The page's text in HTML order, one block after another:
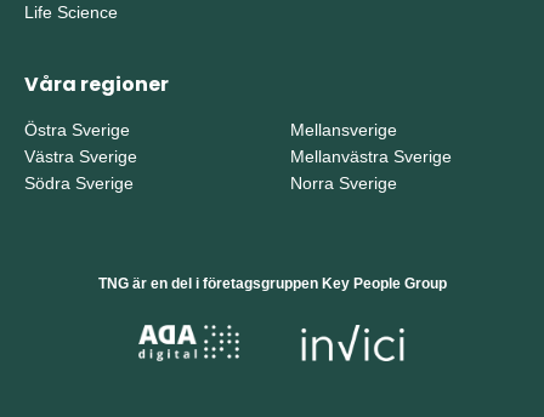
Life Science
Våra regioner
Östra Sverige
Västra Sverige
Södra Sverige
Mellansverige
Mellanvästra Sverige
Norra Sverige
TNG är en del i företagsgruppen Key People Group